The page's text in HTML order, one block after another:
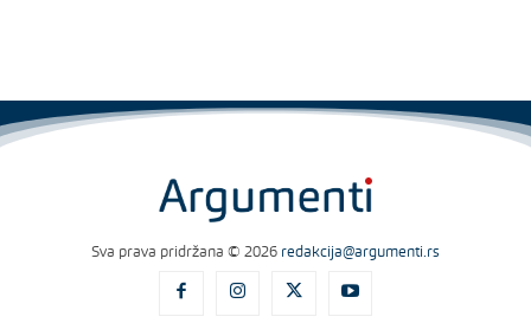
Sva prava pridržana © 2026 redakcija@argumenti.rs